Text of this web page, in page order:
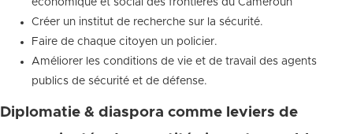
économique et social des frontières du Cameroun
Créer un institut de recherche sur la sécurité.
Faire de chaque citoyen un policier.
Améliorer les conditions de vie et de travail des agents
publics de sécurité et de défense.
Diplomatie & diaspora comme leviers de